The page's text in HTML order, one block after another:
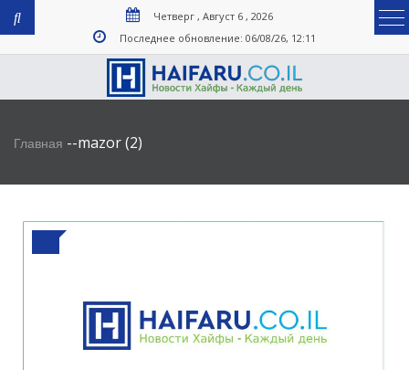
Четверг , Август 6 , 2026
Последнее обновление: 06/08/26, 12:11
Главная --mazor (2)